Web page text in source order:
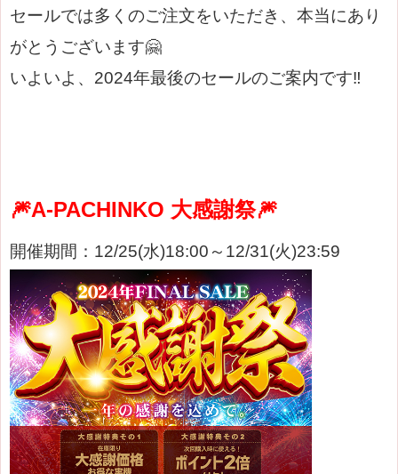
セールでは多くのご注文をいただき、本当にあり
がとうございます🤗
いよいよ、2024年最後のセールのご案内です‼
🎆A-PACHINKO 大感謝祭🎆
開催期間：12/25(水)18:00～12/31(火)23:59